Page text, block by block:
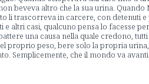
beveva altro che la sua urina. Quando
li trascorreva in carcere, con detenuti
e altri casi, qualcuno pensa lo facesse
una causa nella quale credono,
proprio peso, bere solo la propria
Semplicemente, che il mondo va